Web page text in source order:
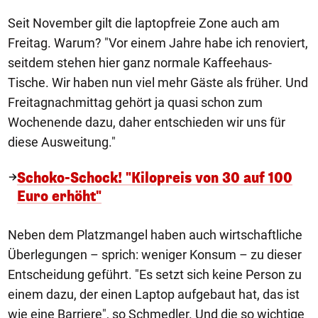
Seit November gilt die laptopfreie Zone auch am
Freitag. Warum? "Vor einem Jahre habe ich renoviert,
seitdem stehen hier ganz normale Kaffeehaus-
Tische. Wir haben nun viel mehr Gäste als früher. Und
Freitagnachmittag gehört ja quasi schon zum
Wochenende dazu, daher entschieden wir uns für
diese Ausweitung."
Schoko-Schock! "Kilopreis von 30 auf 100
Euro erhöht"
Neben dem Platzmangel haben auch wirtschaftliche
Überlegungen – sprich: weniger Konsum – zu dieser
Entscheidung geführt. "Es setzt sich keine Person zu
einem dazu, der einen Laptop aufgebaut hat, das ist
wie eine Barriere", so Schmedler. Und die so wichtige